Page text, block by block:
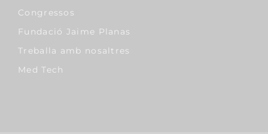
Congressos
Fundació Jaime Planas
Treballa amb nosaltres
Med Tech